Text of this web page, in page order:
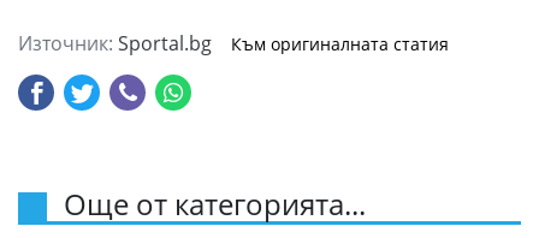
Източник: Sportal.bg Към оригиналната статия
Още от категорията...